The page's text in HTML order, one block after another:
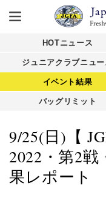
HOTニュース
ジュニアクラブニュー
イベント結果
バッグリミット
9/25(日)【
2022・第2
果レポート